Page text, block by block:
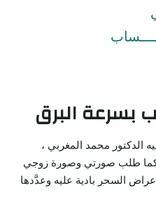
بسرعة البرق
الدكتور محمد المغربي ،
طلب صورتي وصورة زوجي
السحر بادية عليه وعدَّدها